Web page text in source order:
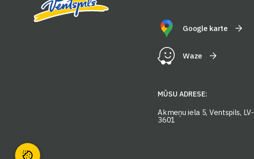
Google karte
Waze
MŪSU ADRESE:
Akmeņu iela 5, Ventspils, LV-
3601